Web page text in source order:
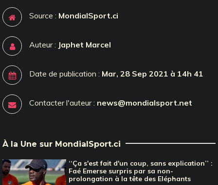
Source : MondialSport.ci
Auteur : Japhet Marcel
Date de publication : Mar, 28 Sep 2021 à 14h 41
Contacter l'auteur : news@mondialsport.net
À la Une sur MondialSport.ci
‘‘Ça s'est fait d'un coup, sans explication’’ :
Faé Emerse surpris par sa non-
prolongation à la tête des Eléphants